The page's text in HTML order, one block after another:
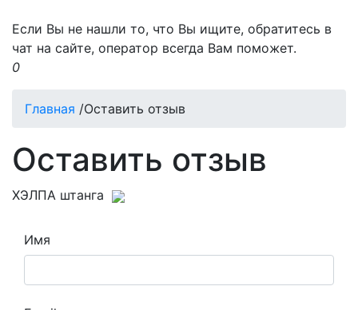
Если Вы не нашли то, что Вы ищите, обратитесь в
чат на сайте, оператор всегда Вам поможет.
0
Главная /Оставить отзыв
Оставить отзыв
ХЭЛПА штанга
Имя